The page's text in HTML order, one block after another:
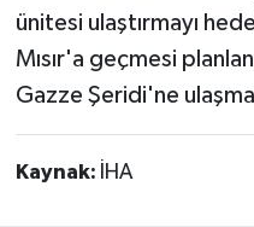
ünitesi ulaştırmayı
Mısır'a geçmesi
Gazze Şeridi'ne
Kaynak: İHA